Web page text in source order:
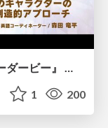
1 200